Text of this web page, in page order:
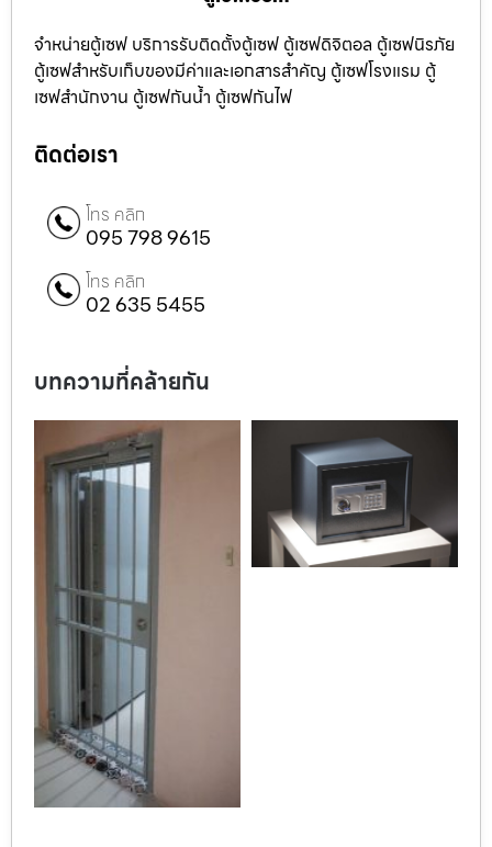
จำหน่ายตู้เซฟ บริการรับติดตั้งตู้เซฟ ตู้เซฟดิจิตอล ตู้เซฟนิรภัย
ตู้เซฟสำหรับเก็บของมีค่าและเอกสารสำคัญ ตู้เซฟโรงแรม ตู้
เซฟสำนักงาน ตู้เซฟกันน้ำ ตู้เซฟกันไฟ
ติดต่อเรา
โทร คลิก
095 798 9615
โทร คลิก
02 635 5455
บทความที่คล้ายกัน